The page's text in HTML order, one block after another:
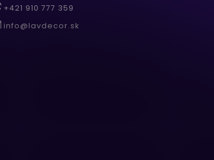
+421 910 777 359
info@lavdecor.sk